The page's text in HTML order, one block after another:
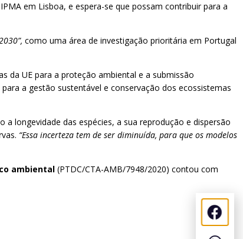
em Lisboa, e espera-se que possam contribuir para a
como uma área de investigação prioritária em Portugal
da UE para a proteção ambiental e a submissão
a gestão sustentável e conservação dos ecossistemas
longevidade das espécies, a sua reprodução e dispersão
“Essa incerteza tem de ser diminuída, para que os modelos
ambiental (PTDC/CTA-AMB/7948/2020) contou com